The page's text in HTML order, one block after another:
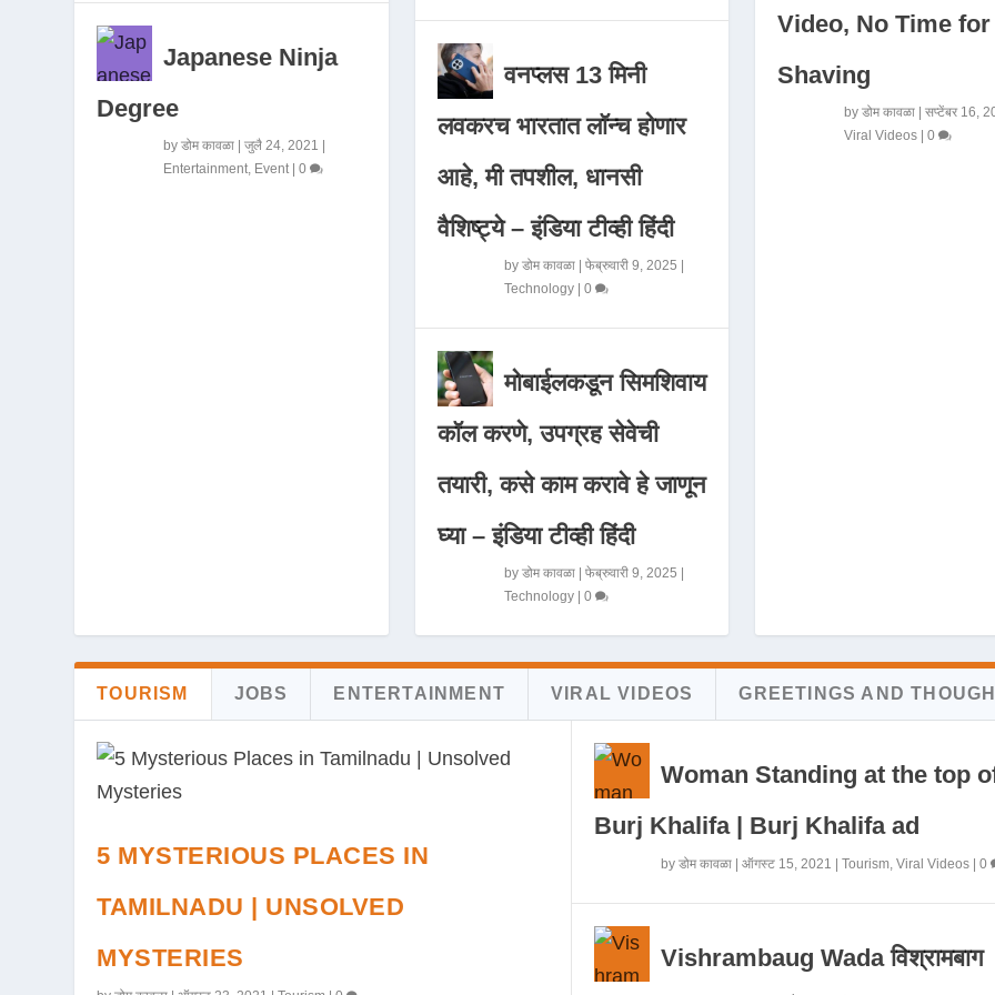
Japanese Ninja
Degree
byडोम कावळा |जुलै 24, 2021 |
Entertainment Event |0
वनप्लस 13 मिनी
लवकरच भारतात लॉन्च होणार
आहे, मी तपशील, धानसी
वैशिष्ट्ये – इंडिया टीव्ही हिंदी
by डोम कावळा| फेब्रुवारी 9, 2025
Technology| 0
मोबाईलकडून सिमशिवाय
कॉल करणे, उपग्रह सेवेची
तयारी, कसे काम करावे हे जाणून
घ्या – इंडिया टीव्ही हिंदी
by डोम कावळा| फेब्रुवारी 9, 2025
Technology| 0
Video, No Time for
Shaving
by डोम कावळा| सप्टेंबर 16,
Viral Videos| 0
TOURISM JOBS ENTERTAINMENT VIRAL VIDEOS GREETINGS AND
5 MYSTERIOUS PLACES IN
TAMILNADU | UNSOLVED
MYSTERIES
Woman Standing at the top
Burj Khalifa | Burj Khalifa ad
by डोम कावळा| ऑगस्ट 15, 2021 Tourism, Viral Videos| 0
Vishrambaug Wada विश्रामबाग